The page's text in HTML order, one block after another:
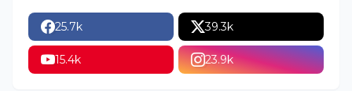
25.7k 39.3k
15.4k 23.9k